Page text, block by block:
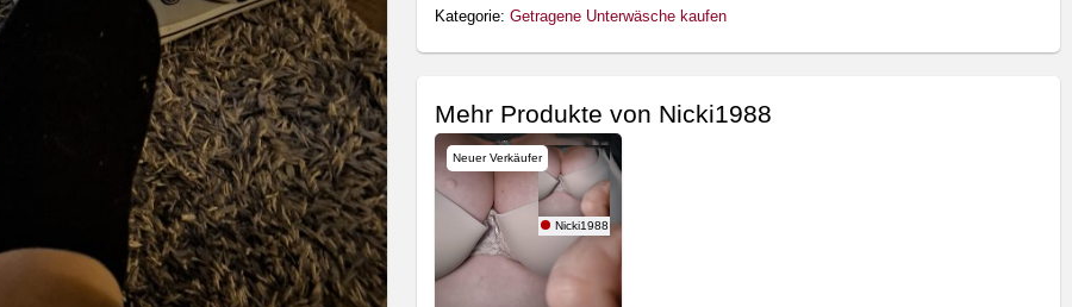
Kategorie: Getragene Unterwäsche kaufen
Mehr Produkte von Nicki1988
Neuer Verkäufer
Nicki1988